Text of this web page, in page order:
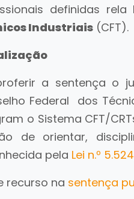
definidas rela
Industriais (CFT).
a sentença o
Federal dos
o Sistema CFT/
de orientar,
pela Lei n.º
recurso na sentença